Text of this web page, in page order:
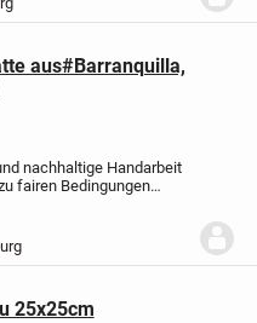
aus#Barranquilla,
nachhaltige Handarbeit
fairen Bedingungen
bis zu 2 Personen
Doppel-Nadelstreifen.
25x25cm